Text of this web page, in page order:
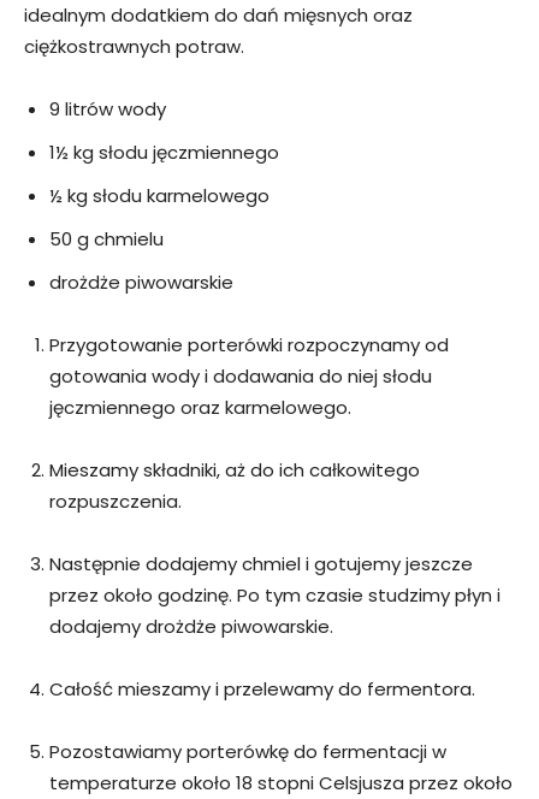
idealnym dodatkiem do dań mięsnych oraz
ciężkostrawnych potraw.
9 litrów wody
1½ kg słodu jęczmiennego
½ kg słodu karmelowego
50 g chmielu
drożdże piwowarskie
Przygotowanie porterówki rozpoczynamy od
gotowania wody i dodawania do niej słodu
jęczmiennego oraz karmelowego.
Mieszamy składniki, aż do ich całkowitego
rozpuszczenia.
Następnie dodajemy chmiel i gotujemy jeszcze
przez około godzinę. Po tym czasie studzimy płyn i
dodajemy drożdże piwowarskie.
Całość mieszamy i przelewamy do fermentora.
Pozostawiamy porterówkę do fermentacji w
temperaturze około 18 stopni Celsjusza przez około